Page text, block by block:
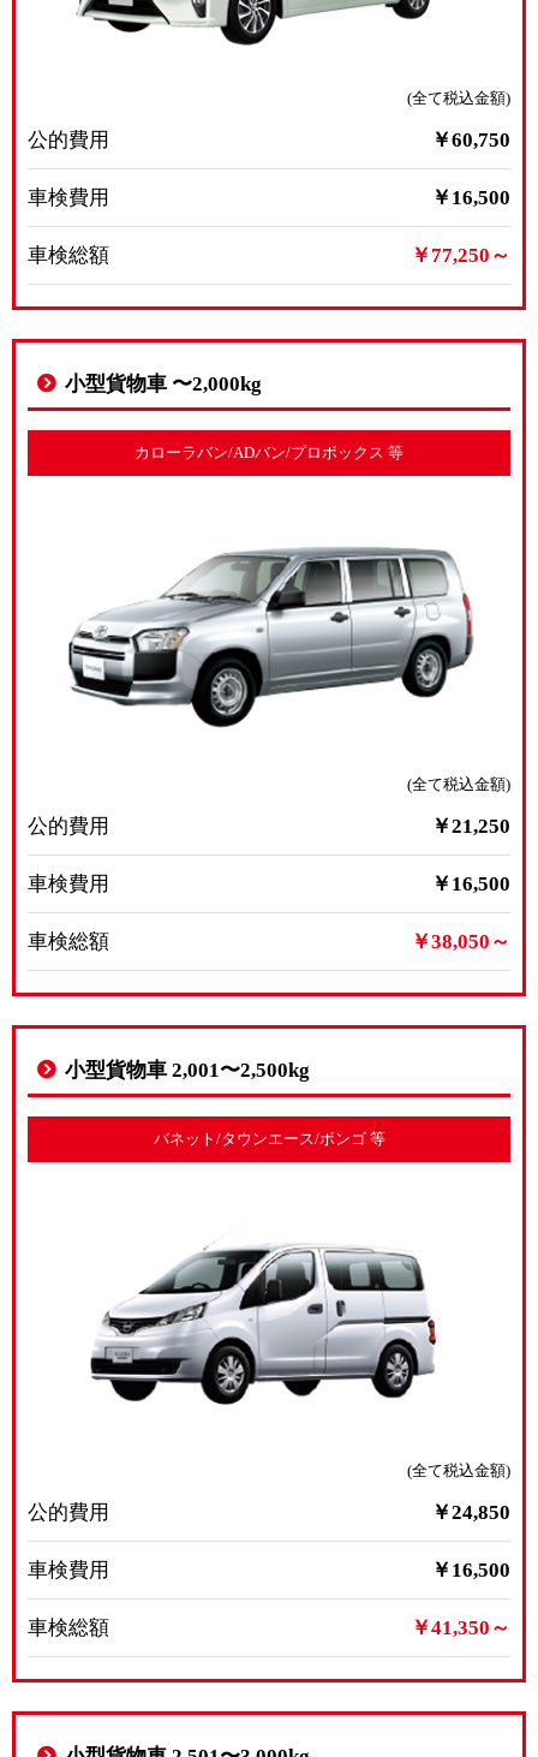
(全て税込金額)
公的費用 ￥60,750
車検費用 ￥16,500
車検総額 ￥77,250～
小型貨物車 〜2,000kg
カローラバン/ADバン/プロボックス 等
(全て税込金額)
公的費用 ￥21,250
車検費用 ￥16,500
車検総額 ￥38,050～
小型貨物車 2,001〜2,500kg
バネット/タウンエース/ボンゴ 等
(全て税込金額)
公的費用 ￥24,850
車検費用 ￥16,500
車検総額 ￥41,350～